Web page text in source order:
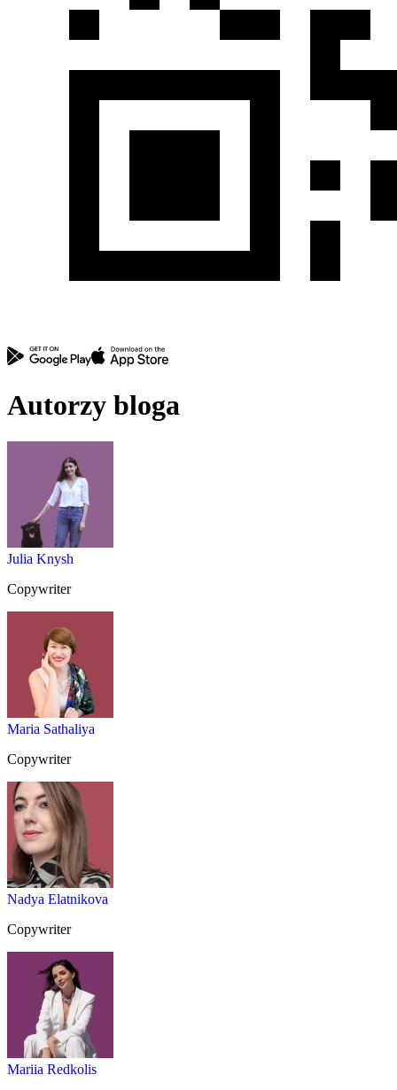
Autorzy bloga
Julia Knysh
Copywriter
Maria Sathaliya
Copywriter
Nadya Elatnikova
Copywriter
Mariia Redkolis